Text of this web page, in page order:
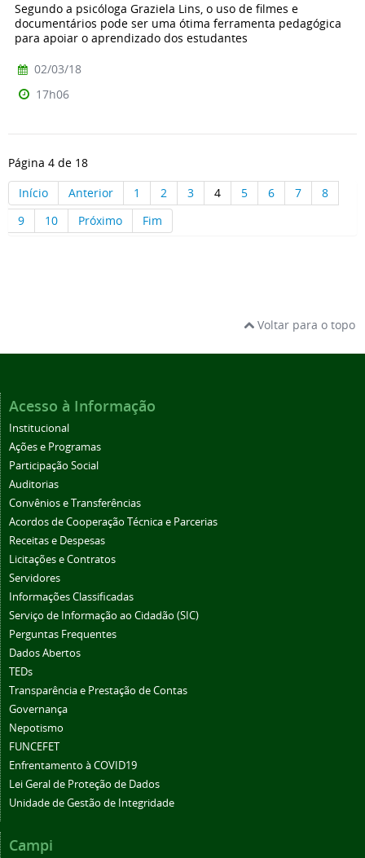
Segundo a psicóloga Graziela Lins, o uso de filmes e
documentários pode ser uma ótima ferramenta pedagógica
para apoiar o aprendizado dos estudantes
02/03/18
17h06
Página 4 de 18
Início
Anterior 1 2 3 4 5 6 7
8
9
10 Próximo Fim
Voltar para o topo
Acesso à Informação
Institucional
Ações e Programas
Participação Social
Auditorias
Convênios e Transferências
Acordos de Cooperação Técnica e Parcerias
Receitas e Despesas
Licitações e Contratos
Servidores
Informações Classificadas
Serviço de Informação ao Cidadão (SIC)
Perguntas Frequentes
Dados Abertos
TEDs
Transparência e Prestação de Contas
Governança
Nepotismo
FUNCEFET
Enfrentamento à COVID19
Lei Geral de Proteção de Dados
Unidade de Gestão de Integridade
Campi